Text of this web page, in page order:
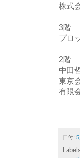
株式
3階
プロ
2階
中田
東京
有限
日付: 5